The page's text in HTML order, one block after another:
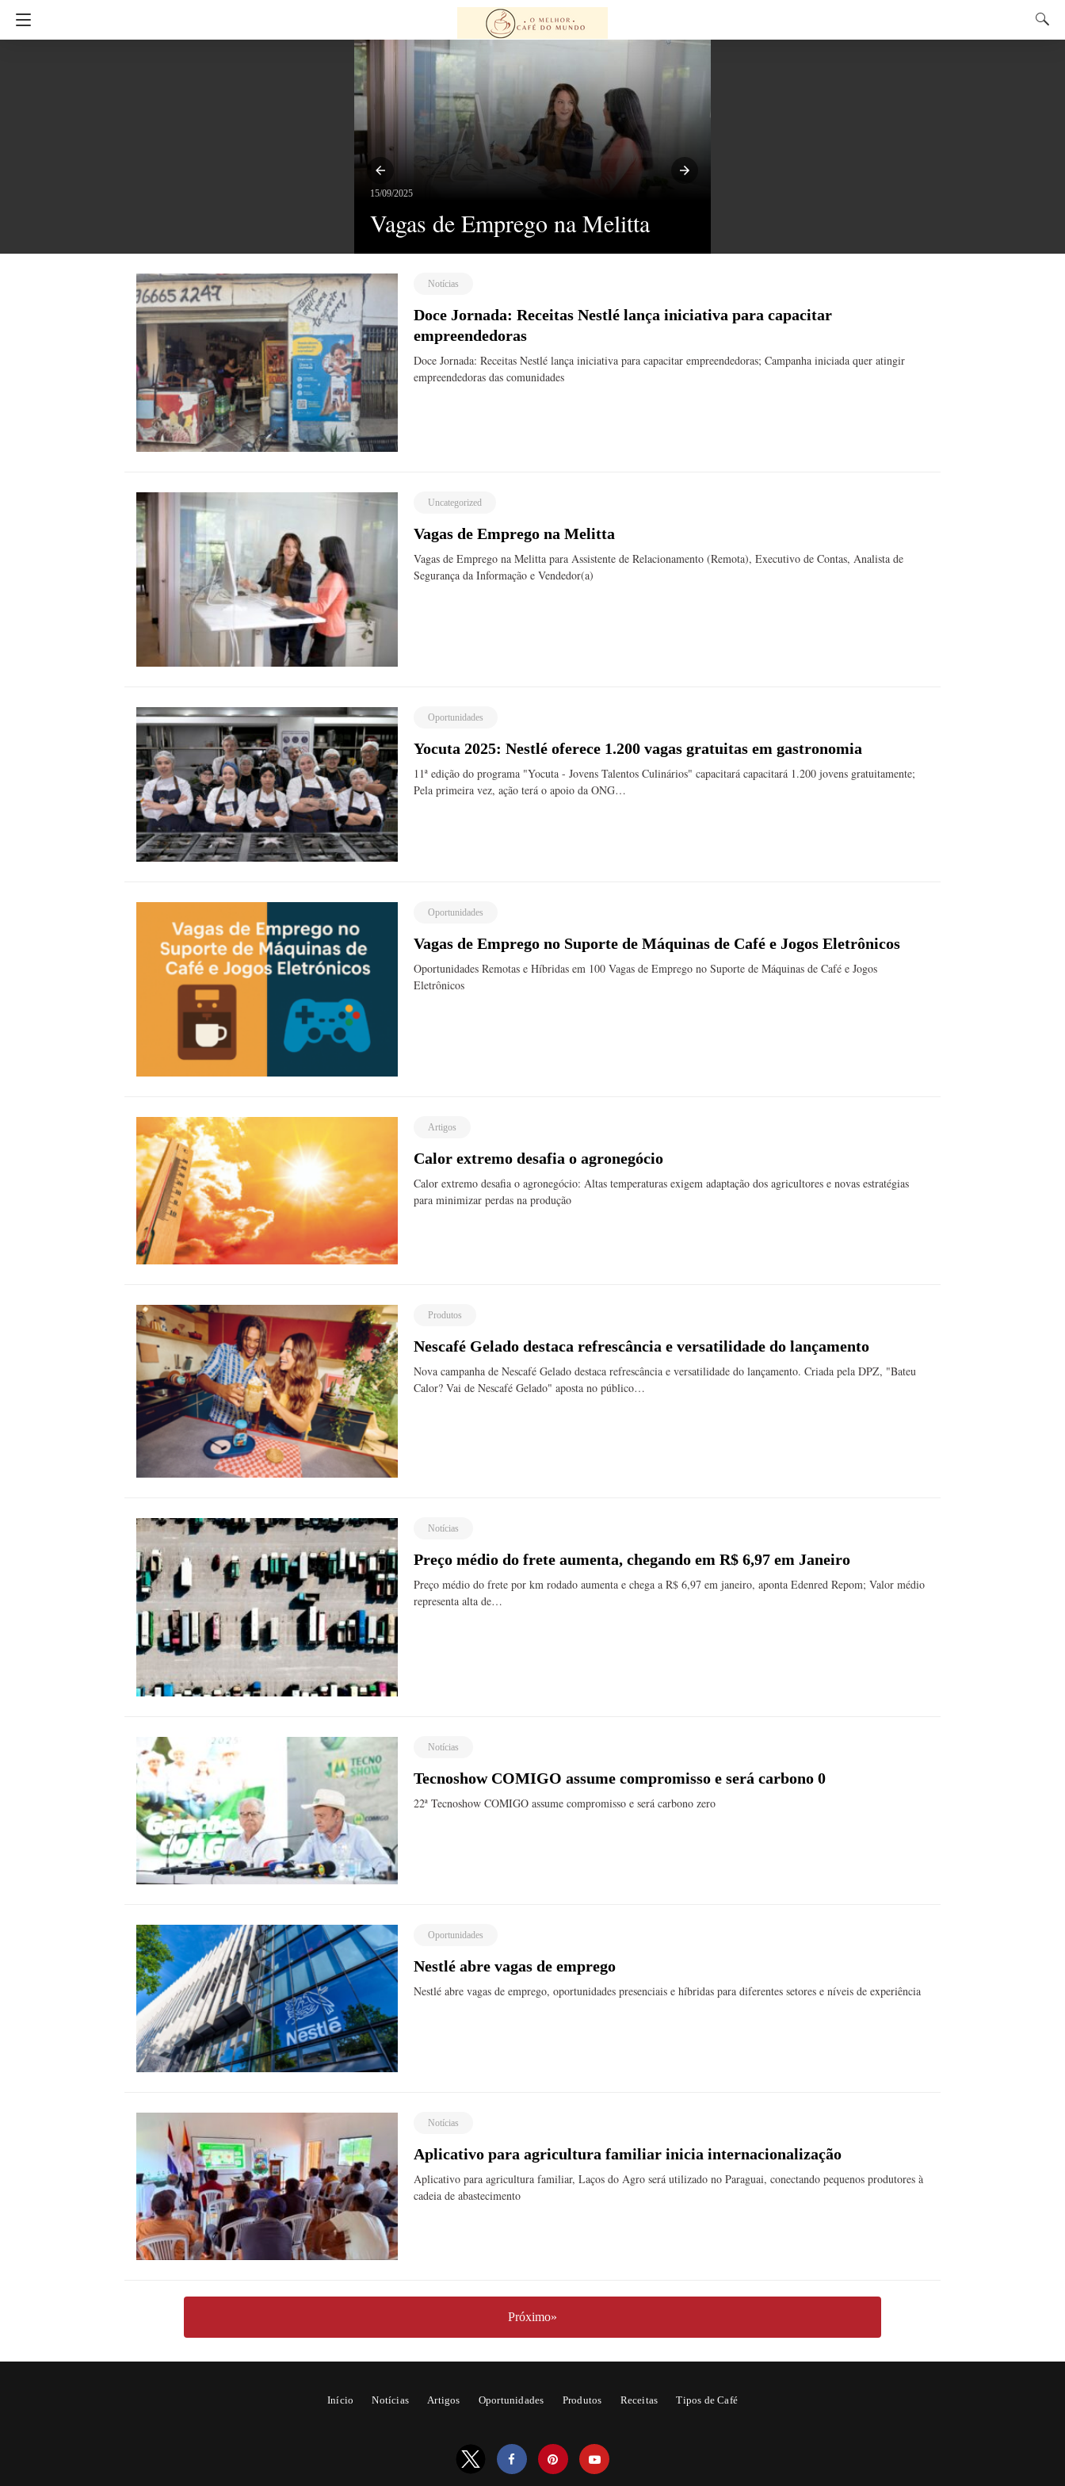
15/09/2025
Vagas de Emprego na Melitta
Notícias
Doce Jornada: Receitas Nestlé lança iniciativa para capacitar
empreendedoras
Doce Jornada: Receitas Nestlé lança iniciativa para capacitar empreendedoras; Campanha iniciada quer atingir
empreendedoras das comunidades
Uncategorized
Vagas de Emprego na Melitta
Vagas de Emprego na Melitta para Assistente de Relacionamento (Remota), Executivo de Contas, Analista de
Segurança da Informação e Vendedor(a)
Oportunidades
Yocuta 2025: Nestlé oferece 1.200 vagas gratuitas em gastronomia
11ª edição do programa "Yocuta - Jovens Talentos Culinários" capacitará capacitará 1.200 jovens gratuitamente;
Pela primeira vez, ação terá o apoio da ONG…
Oportunidades
Vagas de Emprego no Suporte de Máquinas de Café e Jogos Eletrônicos
Oportunidades Remotas e Híbridas em 100 Vagas de Emprego no Suporte de Máquinas de Café e Jogos
Eletrônicos
Artigos
Calor extremo desafia o agronegócio
Calor extremo desafia o agronegócio: Altas temperaturas exigem adaptação dos agricultores e novas estratégias
para minimizar perdas na produção
Produtos
Nescafé Gelado destaca refrescância e versatilidade do lançamento
Nova campanha de Nescafé Gelado destaca refrescância e versatilidade do lançamento. Criada pela DPZ, "Bateu
Calor? Vai de Nescafé Gelado" aposta no público…
Notícias
Preço médio do frete aumenta, chegando em R$ 6,97 em Janeiro
Preço médio do frete por km rodado aumenta e chega a R$ 6,97 em janeiro, aponta Edenred Repom; Valor médio
representa alta de…
Notícias
Tecnoshow COMIGO assume compromisso e será carbono 0
22ª Tecnoshow COMIGO assume compromisso e será carbono zero
Oportunidades
Nestlé abre vagas de emprego
Nestlé abre vagas de emprego, oportunidades presenciais e híbridas para diferentes setores e níveis de experiência
Notícias
Aplicativo para agricultura familiar inicia internacionalização
Aplicativo para agricultura familiar, Laços do Agro será utilizado no Paraguai, conectando pequenos produtores à
cadeia de abastecimento
Próximo»
Início Notícias Artigos Oportunidades Produtos Receitas Tipos de Café